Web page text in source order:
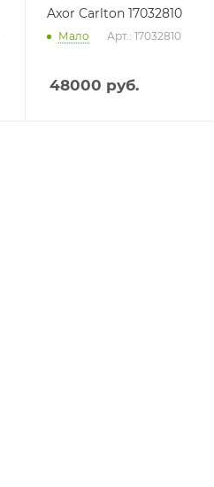
Axor Carlton 17032810
Мало Арт.: 17032810
48000 руб.